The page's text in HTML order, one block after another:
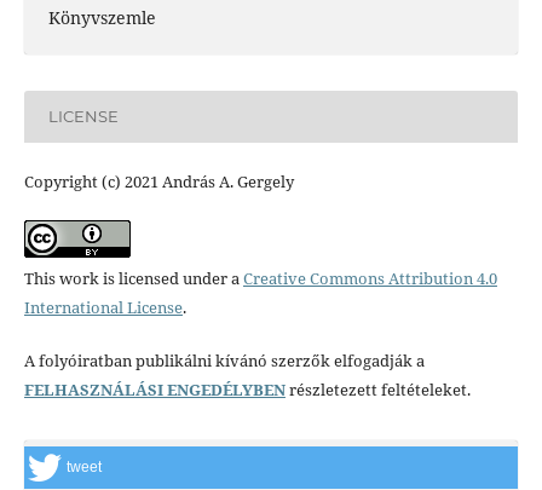
Könyvszemle
LICENSE
Copyright (c) 2021 András A. Gergely
This work is licensed under aCreative Commons Attribution 4.0
International License.
A folyóiratban publikálni kívánó szerzők elfogadják a
FELHASZNÁLÁSI ENGEDÉLYBENrészletezett feltételeket.
tweet